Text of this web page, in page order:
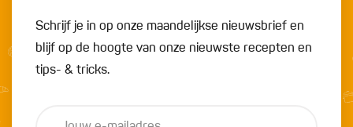
Schrijf je in op onze maandelijkse nieuwsbrief en
blijf op de hoogte van onze nieuwste recepten en
tips- & tricks.